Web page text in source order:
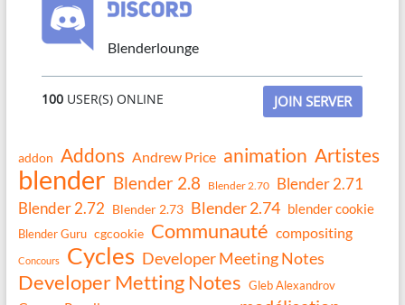
Blenderlounge
100 USER(S) ONLINE JOIN SERVER
addon Addons Andrew Price animation Artistes
blender Blender 2.8 Blender 2.70
Blender 2.71
Blender 2.72 Blender 2.73 Blender 2.74 blender cookie
Blender Guru cgcookie Communauté compositing
Concours Cycles Developer Meeting Notes
Developer Metting Notes Gleb Alexandrov